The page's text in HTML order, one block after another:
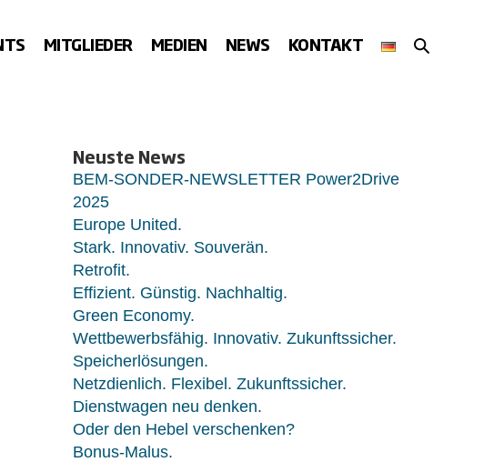
MITGLIEDER MEDIEN NEWS KONTAKT
SUCHE-
Neuste News
BEM-SONDER-NEWSLETTER Power2Drive
2025
Europe United.
Stark. Innovativ. Souverän.
Retrofit.
Effizient. Günstig. Nachhaltig.
Green Economy.
Wettbewerbsfähig. Innovativ. Zukunftssicher.
Speicherlösungen.
Netzdienlich. Flexibel. Zukunftssicher.
Dienstwagen neu denken.
Oder den Hebel verschenken?
Bonus-Malus.